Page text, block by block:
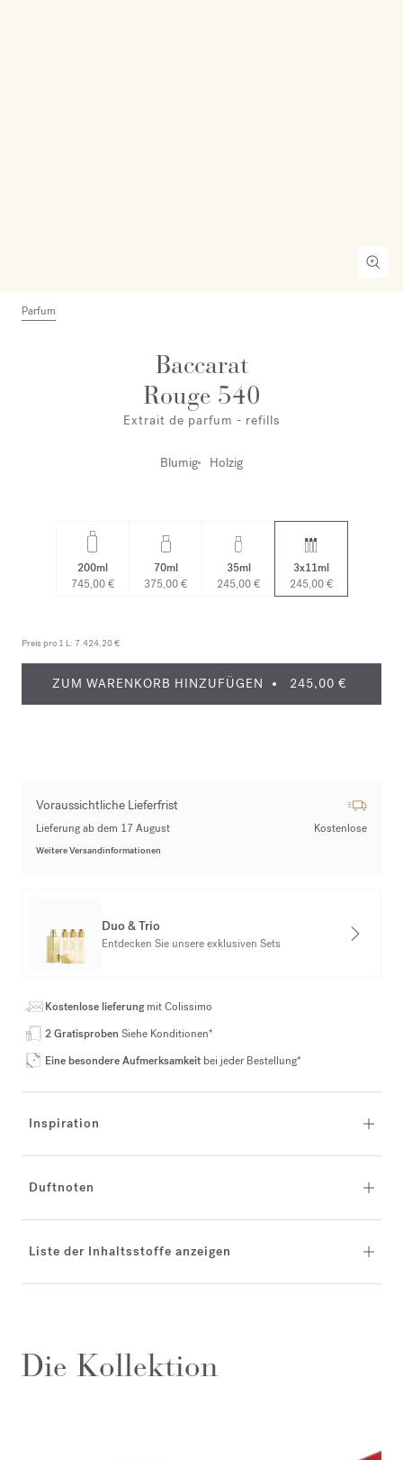
Parfum
Baccarat
Rouge 540
Extrait de parfum - refills
Blumig Holzig
200ml
745,00 €
70ml
375,00 €
35ml
245,00 €
3x11ml
245,00 €
Preis pro 1 L: 7.424,20 €
ZUM WARENKORB HINZUFÜGEN 245,00 €
Voraussichtliche Lieferfrist
Lieferung ab dem 17 August Kostenlose
Weitere Versandinformationen
Duo & Trio
Entdecken Sie unsere exklusiven Sets
Kostenlose lieferungmit Colissimo
2 Gratisproben Siehe Konditionen*
Eine besondere Aufmerksamkeit bei jeder Bestellung*
Inspiration
Duftnoten
Liste der Inhaltsstoffe anzeigen
Die Kollektion